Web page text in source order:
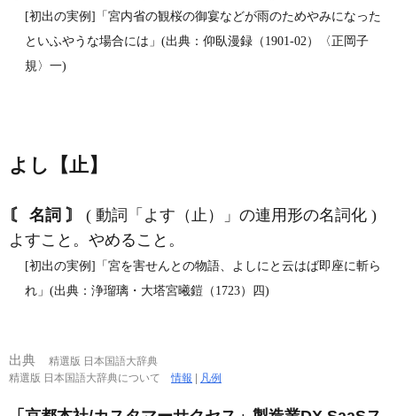
[初出の実例]「宮内省の観桜の御宴などが雨のためやみになった
といふやうな場合には」(出典：仰臥漫録（1901‐02）〈正岡子
規〉一)
よし【止】
〘 名詞 〙
( 動詞「よす（止）」の連用形の名詞化 )
よすこと。やめること。
[初出の実例]「宮を害せんとの物語、よしにと云はば即座に斬ら
れ」(出典：浄瑠璃・大塔宮曦鎧（1723）四)
出典
精選版 日本国語大辞典
精選版 日本国語大辞典について情報 凡例